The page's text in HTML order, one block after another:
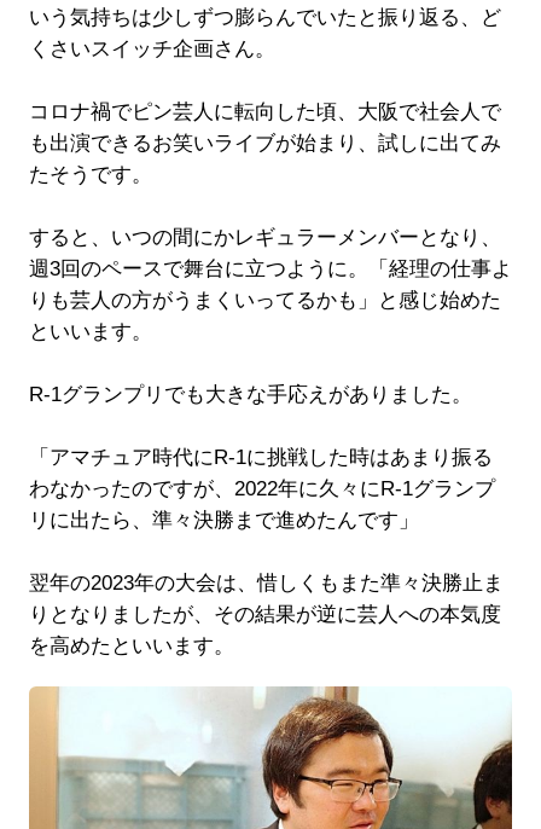
いう気持ちは少しずつ膨らんでいたと振り返る、ど
くさいスイッチ企画さん。
コロナ禍でピン芸人に転向した頃、大阪で社会人で
も出演できるお笑いライブが始まり、試しに出てみ
たそうです。
すると、いつの間にかレギュラーメンバーとなり、
週3回のペースで舞台に立つように。「経理の仕事よ
りも芸人の方がうまくいってるかも」と感じ始めた
といいます。
R-1グランプリでも大きな手応えがありました。
「アマチュア時代にR-1に挑戦した時はあまり振る
わなかったのですが、2022年に久々にR-1グランプ
リに出たら、準々決勝まで進めたんです」
翌年の2023年の大会は、惜しくもまた準々決勝止ま
りとなりましたが、その結果が逆に芸人への本気度
を高めたといいます。